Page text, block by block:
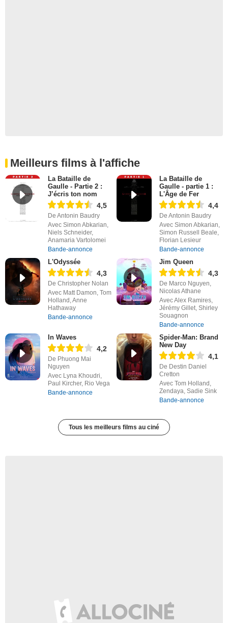
Meilleurs films à l'affiche
La Bataille de
Gaulle - Partie 2 :
J’écris ton nom
4,5
De Antonin Baudry
Avec Simon Abkarian,
Niels Schneider,
Anamaria Vartolomei
Bande-annonce
La Bataille de
Gaulle - partie 1 :
L'Âge de Fer
4,4
De Antonin Baudry
Avec Simon Abkarian,
Simon Russell Beale,
Florian Lesieur
Bande-annonce
L'Odyssée
4,3
De Christopher Nolan
Avec Matt Damon, Tom
Holland, Anne
Hathaway
Bande-annonce
Jim Queen
4,3
De Marco Nguyen,
Nicolas Athane
Avec Alex Ramires,
Jérémy Gillet, Shirley
Souagnon
Bande-annonce
In Waves
4,2
De Phuong Mai
Nguyen
Avec Lyna Khoudri,
Paul Kircher, Rio Vega
Bande-annonce
Spider-Man: Brand
New Day
4,1
De Destin Daniel
Cretton
Avec Tom Holland,
Zendaya, Sadie Sink
Bande-annonce
Tous les meilleurs films au ciné